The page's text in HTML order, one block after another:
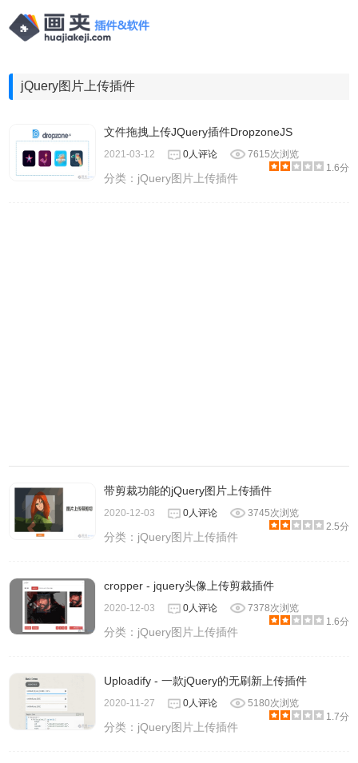
jQuery图片上传插件
文件拖拽上传JQuery插件DropzoneJS
2021-03-12 0人评论
7615次浏览
1.6分
分类： jQuery图片上传插件
带剪裁功能的jQuery图片上传插件
2020-12-03 0人评论
3745次浏览
2.5分
分类： jQuery图片上传插件
cropper - jquery头像上传剪裁插件
2020-12-03 0人评论
7378次浏览
1.6分
分类： jQuery图片上传插件
Uploadify - 一款jQuery的无刷新上传插件
2020-11-27 0人评论
5180次浏览
1.7分
分类： jQuery图片上传插件